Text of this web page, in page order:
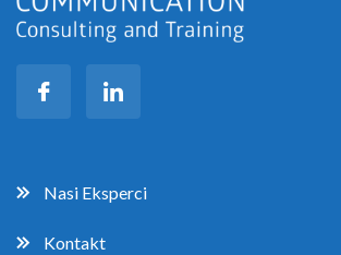
Nasi Eksperci
Kontakt